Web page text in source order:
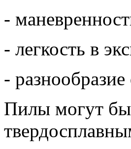
-
- легкость в
-
Пилы могут